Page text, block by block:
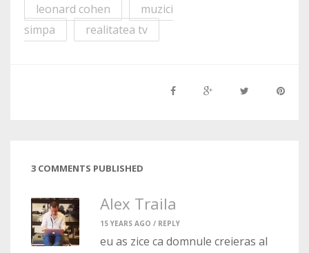
leonard cohen
muzici
simpa
realitatea tv
3 COMMENTS PUBLISHED
Alex Traila
15 YEARS AGO / REPLY
eu as zice ca domnule creieras al